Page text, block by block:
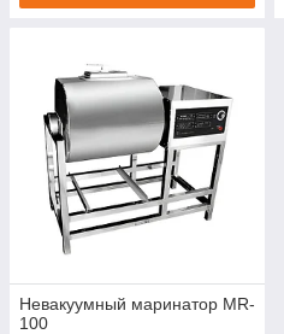
Невакуумный маринатор MR-
100